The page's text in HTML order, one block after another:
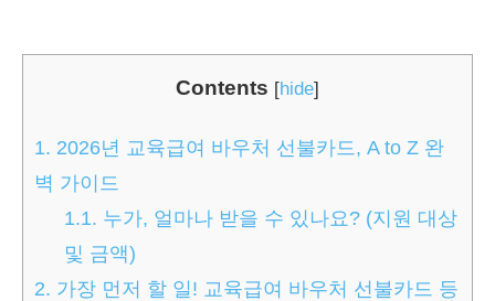
Contents [hide]
1. 2026년 교육급여 바우처 선불카드, A to Z 완
벽 가이드
1.1. 누가, 얼마나 받을 수 있나요? (지원 대상
및 금액)
2. 가장 먼저 할 일! 교육급여 바우처 선불카드 등